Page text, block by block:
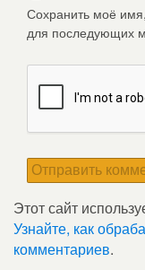
Сохранить моё
для последующих
Этот сайт
Узнайте, как
комментариев.